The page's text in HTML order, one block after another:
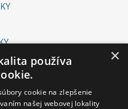
×
používa
cookie na zlepšenie
našej webovej lokality